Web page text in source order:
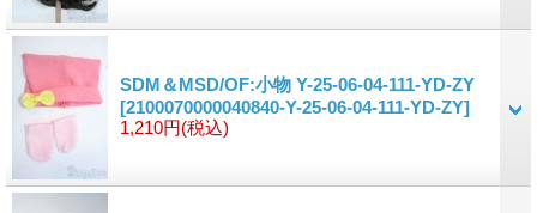
SDM＆MSD/OF:小物 Y-25-06-04-111-YD-ZY
[2100070000040840-Y-25-06-04-111-YD-ZY]
1,210円(税込)